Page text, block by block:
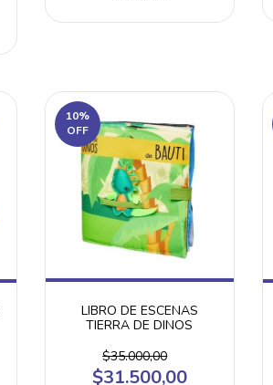
10%
OFF
LIBRO DE ESCENAS
TIERRA DE DINOS
$35.000,00
$31.500,00